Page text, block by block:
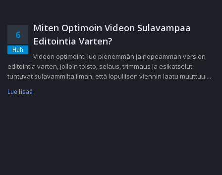
6
Huh
Miten Optimoin Videon Sulavampaa
Editointia Varten?
Videon optimointi luo pienemmän ja nopeamman version
editointia varten, jolloin toisto, selaus, trimmaus ja esikatselut
tuntuvat sulavammilta ilman, että lopullisen viennin laatu muuttuu....
Lue lisää